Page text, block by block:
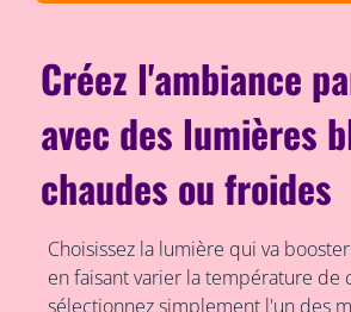
Créez l'ambiance
avec des lumières
chaudes ou froides
Choisissez la lumière qui va
en faisant varier la température de
sélectionnez simplement l'un des